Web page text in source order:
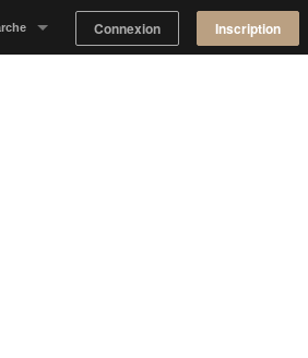
Connexion Inscription